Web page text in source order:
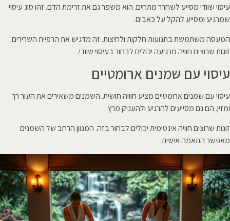
עיסוי שוודי מסייע לשחרר מתחים. הוא משפר גם את זרימת הדם. זהו סוג עיסוי
שמרגיע ומסייע להקל על כאבים.
המעסה משתמשת בתנועות חלקות ולחיצות. זה מדגיש את הרפיית השרירים.
זוגות שרוצים חוויה מרגיעה יכולים לבחור בעיסוי שוודי.
עיסוי עם שמנים ארומטיים
עיסוי עם שמנים ארומטיים מציע חוויה חושית. השמנים משאירים את העור רך
ומזין. הם גם מסייעים להרגיע ולהעניק מרץ.
זוגות שרוצים חוויה אינטימית יכולים לבחור בזה. המגוון הרחב של השמנים
מאפשר התאמה אישית.